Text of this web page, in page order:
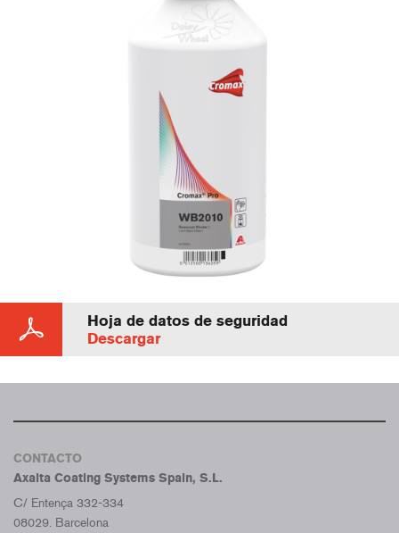
Hoja de datos de seguridad
Descargar
CONTACTO
Axalta Coating Systems Spain, S.L.
C/ Entença 332-334
08029. Barcelona